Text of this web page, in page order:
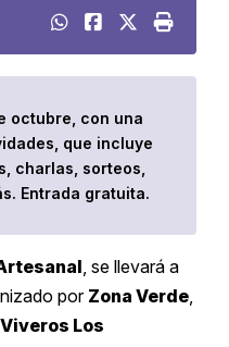
octubre, con una
que incluye
charlas, sorteos,
Entrada gratuita.
, se llevará a
porZona Verde,
Viveros Los